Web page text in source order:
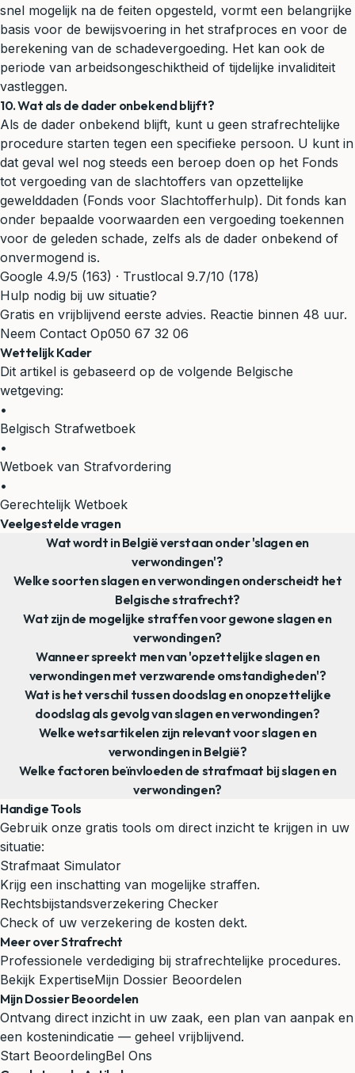
snel mogelijk na de feiten opgesteld, vormt een belangrijke
basis voor de bewijsvoering in het strafproces en voor de
berekening van de schadevergoeding. Het kan ook de
periode van arbeidsongeschiktheid of tijdelijke invaliditeit
vastleggen.
10. Wat als de dader onbekend blijft?
Als de dader onbekend blijft, kunt u geen strafrechtelijke
procedure starten tegen een specifieke persoon. U kunt in
dat geval wel nog steeds een beroep doen op het Fonds
tot vergoeding van de slachtoffers van opzettelijke
gewelddaden (Fonds voor Slachtofferhulp). Dit fonds kan
onder bepaalde voorwaarden een vergoeding toekennen
voor de geleden schade, zelfs als de dader onbekend of
onvermogend is.
Google 4.9/5 (163) · Trustlocal 9.7/10 (178)
Hulp nodig bij uw situatie?
Gratis en vrijblijvend eerste advies. Reactie binnen 48 uur.
Neem Contact Op050 67 32 06
Wettelijk Kader
Dit artikel is gebaseerd op de volgende Belgische
wetgeving:
•
Belgisch Strafwetboek
•
Wetboek van Strafvordering
•
Gerechtelijk Wetboek
Veelgestelde vragen
Wat wordt in België verstaan onder 'slagen en
verwondingen'?
Welke soorten slagen en verwondingen onderscheidt het
Belgische strafrecht?
Wat zijn de mogelijke straffen voor gewone slagen en
verwondingen?
Wanneer spreekt men van 'opzettelijke slagen en
verwondingen met verzwarende omstandigheden'?
Wat is het verschil tussen doodslag en onopzettelijke
doodslag als gevolg van slagen en verwondingen?
Welke wetsartikelen zijn relevant voor slagen en
verwondingen in België?
Welke factoren beïnvloeden de strafmaat bij slagen en
verwondingen?
Handige Tools
Gebruik onze gratis tools om direct inzicht te krijgen in uw
situatie:
Strafmaat Simulator
Krijg een inschatting van mogelijke straffen.
Rechtsbijstandsverzekering Checker
Check of uw verzekering de kosten dekt.
Meer over Strafrecht
Professionele verdediging bij strafrechtelijke procedures.
Bekijk ExpertiseMijn Dossier Beoordelen
Mijn Dossier Beoordelen
Ontvang direct inzicht in uw zaak, een plan van aanpak en
een kostenindicatie — geheel vrijblijvend.
Start BeoordelingBel Ons